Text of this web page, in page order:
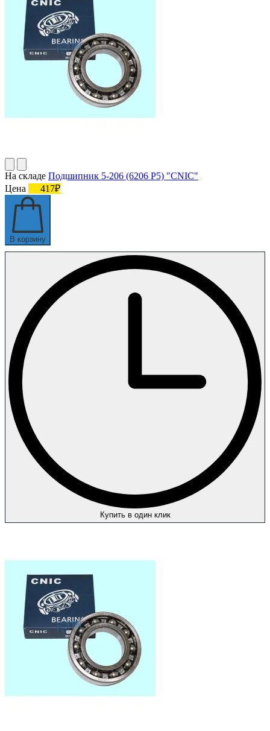
На складе Подшипник 5-206 (6206 P5) "CNIC"
Цена
417₽
В корзину
Купить в один клик